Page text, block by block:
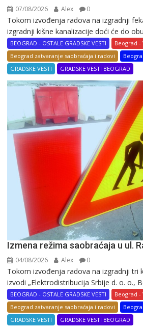
07/08/2026 Alex 0
Tokom izvođenja radova na izgradnji
izgradnji kišne kanalizacije doći će do
BEOGRAD - OSTALE GRADSKE VESTI
Beograd -
Beograd zatvaranje saobraćaja i radovi
GRADSKE VESTI
GRADSKE VESTI BEOGRAD
Izmena režima saobraćaja u ul.
04/08/2026 Alex 0
Tokom izvođenja radova na izgradnji tri
izvodi „Elektrodistribucija Srbije d. o. o.,
BEOGRAD - OSTALE GRADSKE VESTI
Beograd -
Beograd zatvaranje saobraćaja i radovi
GRADSKE VESTI
GRADSKE VESTI BEOGRAD